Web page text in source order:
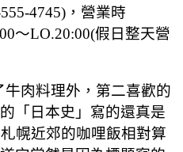
4745)，營業時
〜LO.20:00(假日整天營
肉料理外，第二喜歡的
「日本史」寫的還真是
幌近郊的咖哩飯相對算